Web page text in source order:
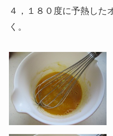
４，１８０度に予熱した
く。